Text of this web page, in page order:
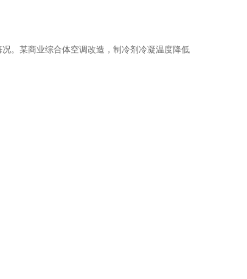
。某商业综合体空调改造，制冷剂冷凝温度降低